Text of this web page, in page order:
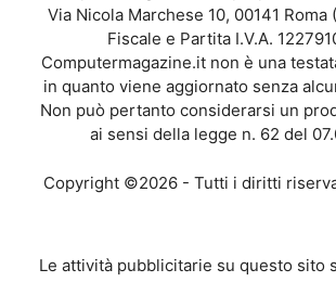
Via Nicola Marchese 10, 00141 Roma
Fiscale e Partita I.V.A.
Computermagazine.it non è una
in quanto viene aggiornato senza
Non può pertanto considerarsi un
ai sensi della legge n. 62 del
Copyright ©2026 - Tutti i diritti
Le attività pubblicitarie su questo sito